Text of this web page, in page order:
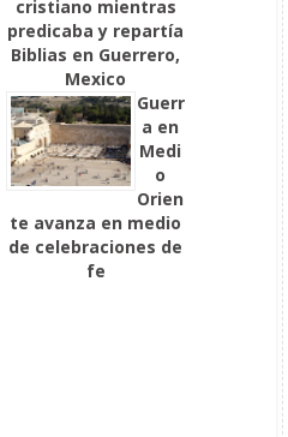
cristiano mientras
predicaba y repartía
Biblias en Guerrero,
Mexico
Guerr
a en
Medi
o
Orien
te avanza en medio
de celebraciones de
fe